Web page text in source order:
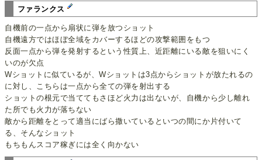
ファランクス
自機前の一点から扇状に弾を放つショット
自機遠方ではほぼ全域をカバーするほどの攻撃範囲をもつ
反面一点から弾を発射するという性質上、近距離にいる敵を狙いにく
いのが欠点
Wショットに似ているが、Wショットは3点からショットが放たれるの
に対し、こちらは一点から全ての弾を射出する
ショットの根元で当ててもさほど火力は出ないが、自機から少し離れ
た所でも火力が落ちない
敵から距離をとって適当にばら撒いているといつの間にか片付いて
る、そんなショット
もちもんスコア稼ぎには全く向かない